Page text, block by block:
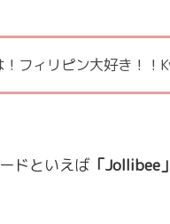
！フィリピン大好き！！
ドといえば 「Jollibee」